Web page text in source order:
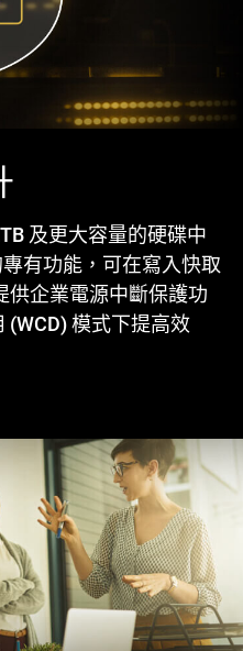
及更大容量的硬碟中
有功能，可在寫入快取
供企業電源中斷保護功
(WCD) 模式下提高效